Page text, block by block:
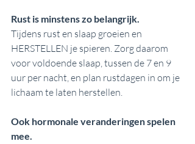
Rust is minstens zo belangrijk.
Tijdens rust en slaap groeien en
HERSTELLEN je spieren. Zorg daarom
voor voldoende slaap, tussen de 7 en 9
uur per nacht, en plan rustdagen in om je
lichaam te laten herstellen.
Ook hormonale veranderingen spelen
mee.